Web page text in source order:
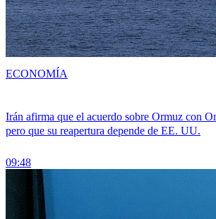
Irán afirma que el acuerdo sobre Ormuz con
pero que su reapertura depende de EE. UU.
09:48
ECONOMÍA